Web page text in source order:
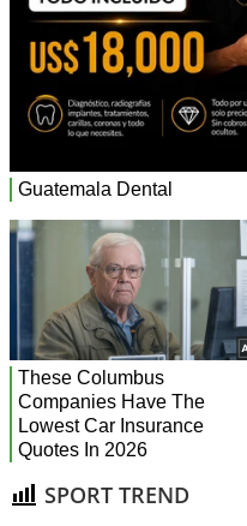
SPORT TREND